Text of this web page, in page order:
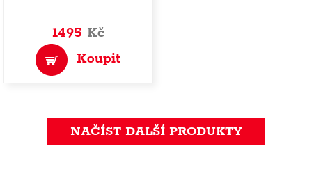
1495 Kč
Koupit
NAČÍST DALŠÍ PRODUKTY